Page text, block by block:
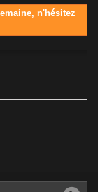
n'hésitez